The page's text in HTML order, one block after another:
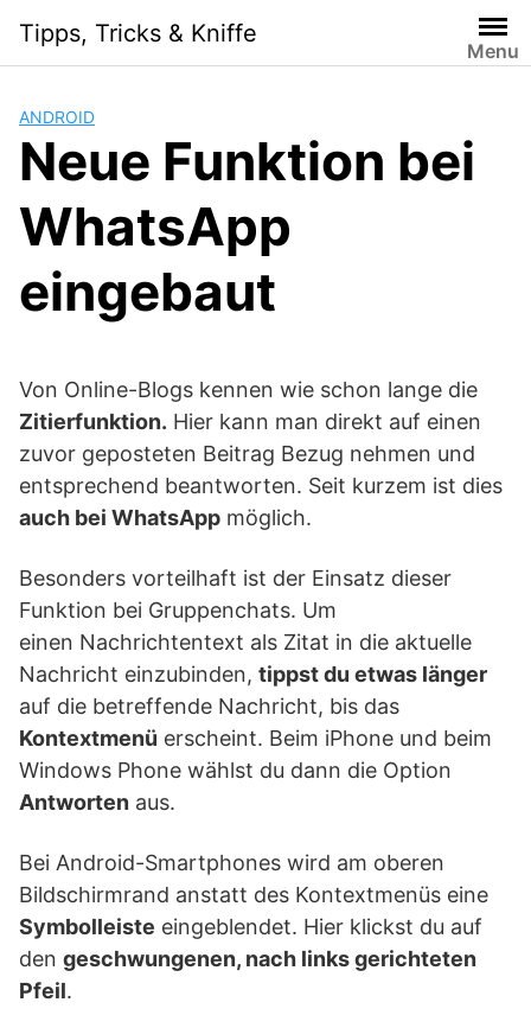
content
Tipps, Tricks & Kniffe
Menu
ANDROID
Neue Funktion bei
WhatsApp
eingebaut
Von Online-Blogs kennen wie schon lange die
Zitierfunktion. Hier kann man direkt auf einen
zuvor geposteten Beitrag Bezug nehmen und
entsprechend beantworten. Seit kurzem ist dies
auch bei WhatsApp möglich.
Besonders vorteilhaft ist der Einsatz dieser
Funktion bei Gruppenchats. Um
einen Nachrichtentext als Zitat in die aktuelle
Nachricht einzubinden, tippst du etwas länger
auf die betreffende Nachricht, bis das
Kontextmenü erscheint. Beim iPhone und beim
Windows Phone wählst du dann die Option
Antworten aus.
Bei Android-Smartphones wird am oberen
Bildschirmrand anstatt des Kontextmenüs eine
Symbolleiste eingeblendet. Hier klickst du auf
den geschwungenen, nach links gerichteten
Pfeil.